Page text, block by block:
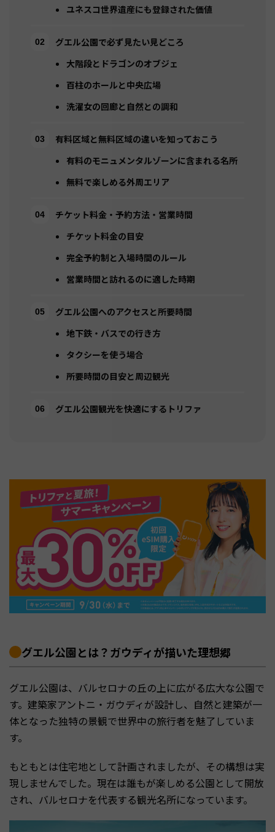
ユネスコ世界遺産にも登録された価値
グエル公園で必ず見たい見どころ
大階段とドラゴンのオブジェ
百柱のホールと中央広場
洗濯女の回廊と自然との調和
有料区域と無料区域の違いを知っておこう
有料のモニュメンタルゾーンに含まれる名所
無料で楽しめる外周エリア
チケット料金・予約方法・営業時間
チケット料金の目安
完全予約制と入場時間のルール
営業時間と訪れるのに適した時期
グエル公園へのアクセスと所要時間
地下鉄・バスでの行き方
タクシーを使う場合
所要時間の目安と周辺観光
グエル公園観光を快適にするトリファ
グエル公園とは？ガウディが描いた理想郷
グエル公園は、バルセロナの丘の上に広がる広大な公園で
す。建築家アントニ・ガウディが設計し、自然と建築が一
体となった独特の景観で世界中の旅行者を魅了していま
す。
もともとは住宅地として計画されましたが、その構想は実
現しませんでした。現在は誰もが楽しめる公園として開放
され、バルセロナを代表する観光名所になっています。